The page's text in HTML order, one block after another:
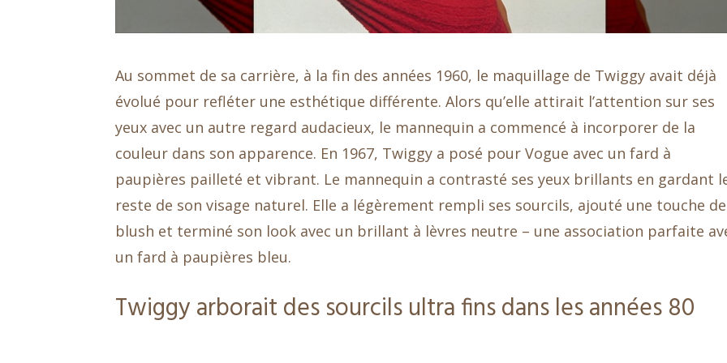
Au sommet de sa carrière, à la fin des années 1960, le maquillage de Twiggy avait déjà
évolué pour refléter une esthétique différente. Alors qu’elle attirait l’attention sur ses
yeux avec un autre regard audacieux, le mannequin a commencé à incorporer de la
couleur dans son apparence. En 1967, Twiggy a posé pour Vogue avec un fard à
paupières pailleté et vibrant. Le mannequin a contrasté ses yeux brillants en gardant
reste de son visage naturel. Elle a légèrement rempli ses sourcils, ajouté une touche de
blush et terminé son look avec un brillant à lèvres neutre – une association parfaite
un fard à paupières bleu.
Twiggy arborait des sourcils ultra fins dans les années 80